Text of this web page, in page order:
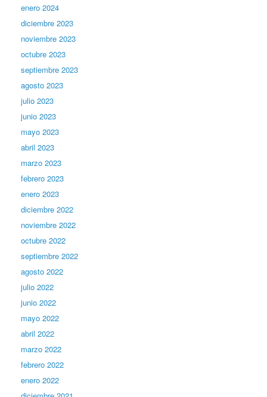
enero 2024
diciembre 2023
noviembre 2023
octubre 2023
septiembre 2023
agosto 2023
julio 2023
junio 2023
mayo 2023
abril 2023
marzo 2023
febrero 2023
enero 2023
diciembre 2022
noviembre 2022
octubre 2022
septiembre 2022
agosto 2022
julio 2022
junio 2022
mayo 2022
abril 2022
marzo 2022
febrero 2022
enero 2022